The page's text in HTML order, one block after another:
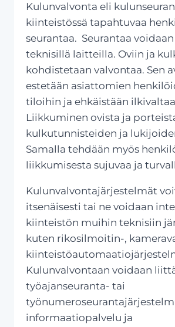
Kulunvalvonta eli
kiinteistössä tapahtuvaa
seurantaa. Seurantaa
teknisillä laitteilla. Oviin ja
kohdistetaan valvontaa. Sen
estetään asiattomien
tiloihin ja ehkäistään
Liikkuminen ovista ja
kulkutunnisteiden ja
Samalla tehdään myös
liikkumisesta sujuvaa ja
Kulunvalvontajärjestelmät
itsenäisesti tai ne voidaan
kiinteistön muihin teknisiin
kuten rikosilmoitin-,
Kulunvalvontaan voidaan
työajanseuranta- tai
informaatiopalvelu ja